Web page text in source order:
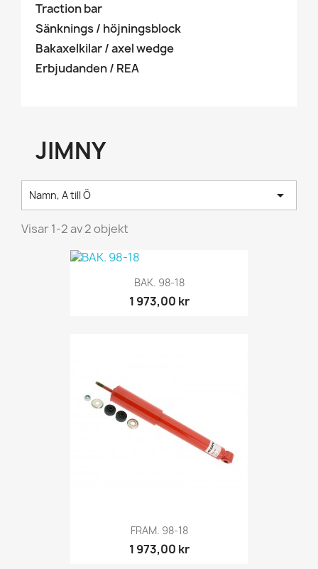
Traction bar
Sänknings / höjningsblock
Bakaxelkilar / axel wedge
Erbjudanden / REA
JIMNY
Namn, A till Ö 
Visar 1-2 av 2 objekt
BAK. 98-18
1 973,00 kr
FRAM. 98-18
1 973,00 kr